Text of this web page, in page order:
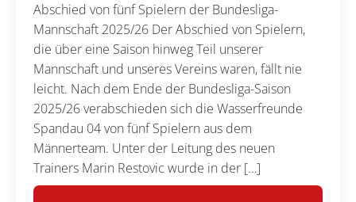
Abschied von fünf Spielern der Bundesliga-
Mannschaft 2025/26 Der Abschied von Spielern,
die über eine Saison hinweg Teil unserer
Mannschaft und unseres Vereins waren, fällt nie
leicht. Nach dem Ende der Bundesliga-Saison
2025/26 verabschieden sich die Wasserfreunde
Spandau 04 von fünf Spielern aus dem
Männerteam. Unter der Leitung des neuen
Trainers Marin Restovic wurde in der […]